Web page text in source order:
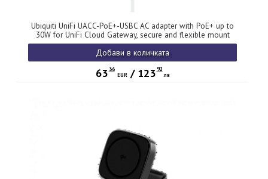
Ubiquiti UniFi UACC-PoE+-USBC AC adapter with PoE+ up to
30W for UniFi Cloud Gateway, secure and flexible mount
Добави в количката
63 36
EUR/ 123 92
лв